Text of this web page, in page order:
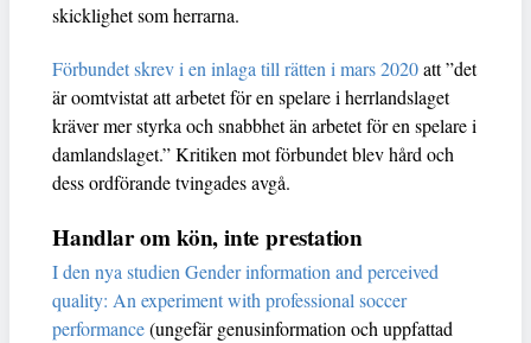
skicklighet som herrarna.
Förbundet skrev i en inlaga till rätten i mars 2020att ”det
är oomtvistat att arbetet för en spelare i herrlandslaget
kräver mer styrka och snabbhet än arbetet för en spelare i
damlandslaget.” Kritiken mot förbundet blev hård och
dess ordförande tvingades avgå.
Handlar om kön, inte prestation
I den nya studien Gender information and perceived
quality: An experiment with professional soccer
performance(ungefär genusinformation och uppfattad